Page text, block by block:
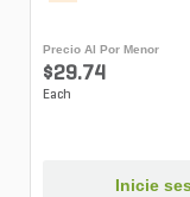
Precio Al Por Menor
$29.74
Each
Inicie